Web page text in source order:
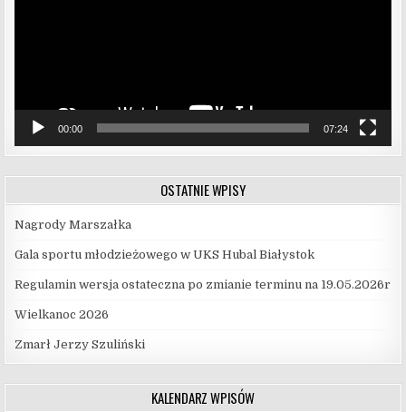
00:00 07:24
OSTATNIE WPISY
Nagrody Marszałka
Gala sportu młodzieżowego w UKS Hubal Białystok
Regulamin wersja ostateczna po zmianie terminu na 19.05.2026r
Wielkanoc 2026
Zmarł Jerzy Szuliński
KALENDARZ WPISÓW